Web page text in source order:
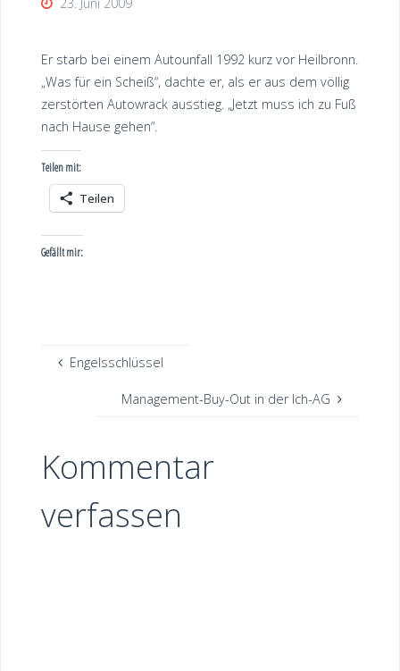
Er starb bei einem Autounfall 1992 kurz vor Heilbronn.
„Was für ein Scheiß“, dachte er, als er aus dem völlig
zerstörten Autowrack ausstieg. „Jetzt muss ich zu Fuß
nach Hause gehen“.
Teilen mit:
Teilen
Gefällt mir:
Engelsschlüssel
Management-Buy-Out in der Ich-AG
Kommentar
verfassen